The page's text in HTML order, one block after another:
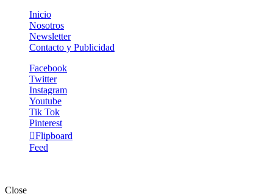
Inicio
Nosotros
Newsletter
Contacto y Publicidad
Facebook
Twitter
Instagram
Youtube
Tik Tok
Pinterest
Flipboard
Feed
Close